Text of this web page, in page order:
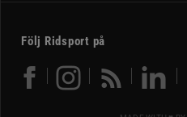
Följ Ridsport på